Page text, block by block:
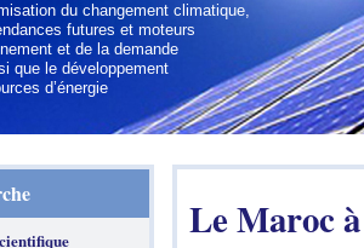
du changement climatique,
futures et moteurs
et de la demande
que le développement
d’énergie
se focalisant sur les
et internationaux
méditerranéens
Le Maroc